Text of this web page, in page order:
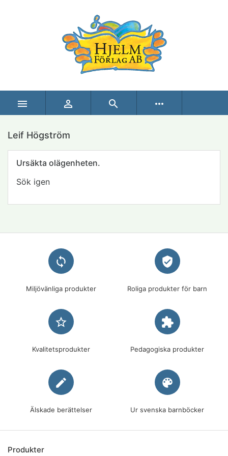
   more_horiz
Leif Högström
Ursäkta olägenheten.
Sök igen
loop
Miljövänliga produkter
verified_user
Roliga produkter för barn
star_border
Kvalitetsprodukter
extension
Pedagogiska produkter
edit
Älskade berättelser
palette
Ur svenska barnböcker
Produkter